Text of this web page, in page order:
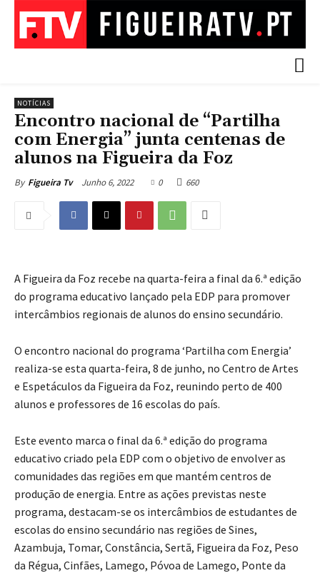
NOTÍCIAS
Encontro nacional de “Partilha
com Energia” junta centenas de
alunos na Figueira da Foz
By Figueira Tv Junho 6, 2022 0 660
A Figueira da Foz recebe na quarta-feira a final da 6.ª edição
do programa educativo lançado pela EDP para promover
intercâmbios regionais de alunos do ensino secundário.
O encontro nacional do programa ‘Partilha com Energia’
realiza-se esta quarta-feira, 8 de junho, no Centro de Artes
e Espetáculos da Figueira da Foz, reunindo perto de 400
alunos e professores de 16 escolas do país.
Este evento marca o final da 6.ª edição do programa
educativo criado pela EDP com o objetivo de envolver as
comunidades das regiões em que mantém centros de
produção de energia. Entre as ações previstas neste
programa, destacam-se os intercâmbios de estudantes de
escolas do ensino secundário nas regiões de Sines,
Azambuja, Tomar, Constância, Sertã, Figueira da Foz, Peso
da Régua, Cinfães, Lamego, Póvoa de Lamego, Ponte da